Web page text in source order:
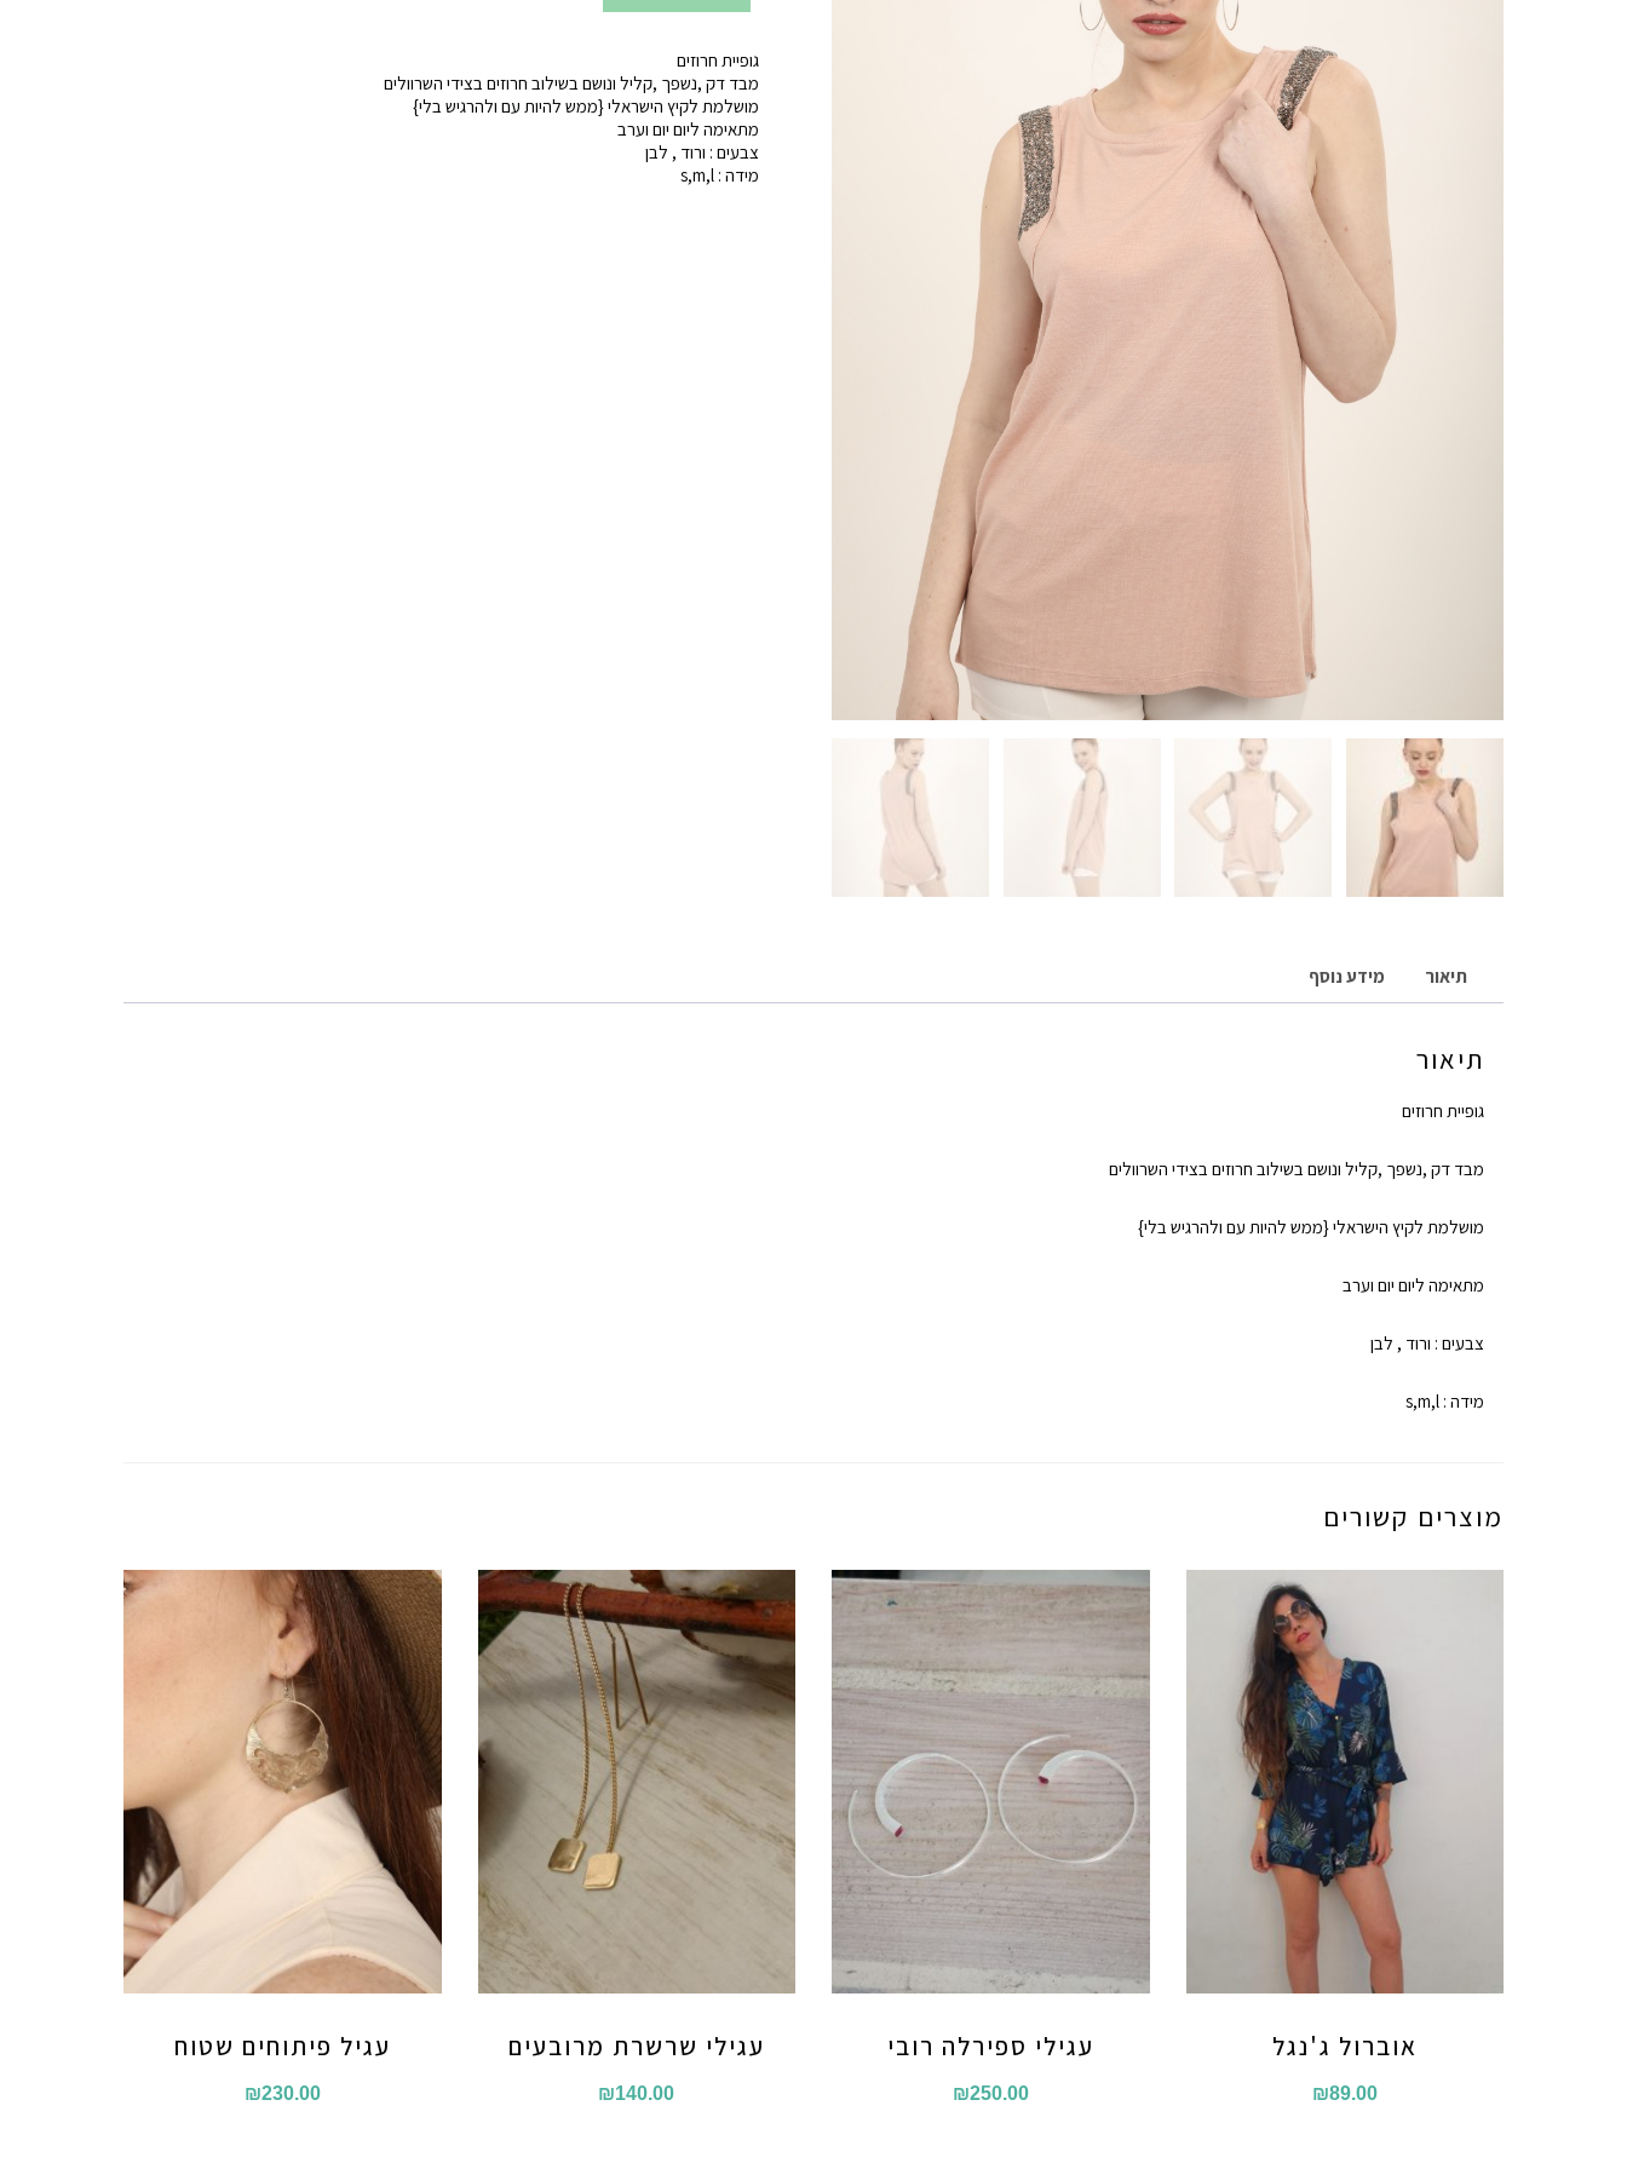
גופיות
חרוזים
גופיית חרוזים
מבד דק ,נשפך ,קליל ונושם בשילוב חרוזים בצידי השרוולים
מושלמת לקיץ הישראלי {ממש להיות עם ולהרגיש בלי}
מתאימה ליום יום וערב
צבעים : ורוד , לבן
מידה : s,m,l
תיאור מידע נוסף
תיאור
גופיית חרוזים
מבד דק ,נשפך ,קליל ונושם בשילוב חרוזים בצידי השרוולים
מושלמת לקיץ הישראלי {ממש להיות עם ולהרגיש בלי}
מתאימה ליום יום וערב
צבעים : ורוד , לבן
מידה : s,m,l
מוצרים קשורים
עגיל פיתוחים שטוח
₪230.00
עגילי שרשרת מרובעים
₪140.00
עגילי ספירלה רובי
₪250.00
אוברול ג'נגל
₪89.00